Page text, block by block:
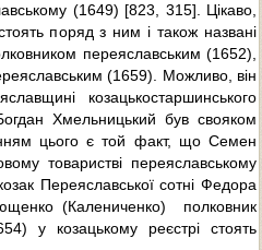
(1649) [823, 315]. Цікаво,
поряд з ним і також названі
переяславським (1652),
(1659). Можливо, він
козацькостаршинського
Хмельницький був свояком
цього є той факт, що Семен
товаристві переяславському
Переяславської сотні Федора
(Калениченко)  полковник
у козацькому реєстрі стоять